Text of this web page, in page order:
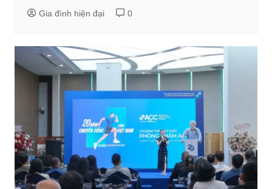
Gia đình hiện đại 0